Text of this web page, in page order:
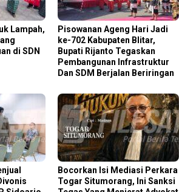
Lampah,
di SDN
Pisowanan Ageng Hari Jadi
ke-702 Kabupaten Blitar,
Bupati Rijanto Tegaskan
Pembangunan Infrastruktur
Dan SDM Berjalan Beriringan
Bocorkan Isi Mediasi Perkara
Togar Situmorang, Ini Sanksi